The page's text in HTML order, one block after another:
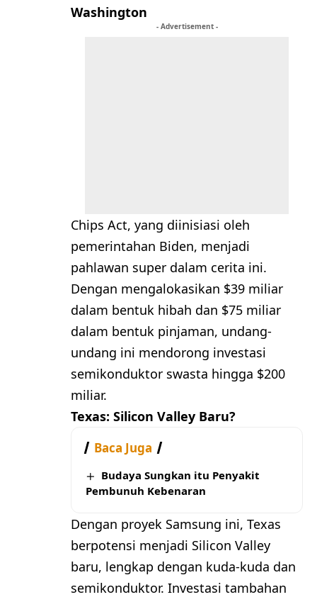
Washington
- Advertisement -
Chips Act, yang diinisiasi oleh
pemerintahan Biden, menjadi
pahlawan super dalam cerita ini.
Dengan mengalokasikan $39 miliar
dalam bentuk hibah dan $75 miliar
dalam bentuk pinjaman, undang-
undang ini mendorong investasi
semikonduktor swasta hingga $200
miliar.
Texas: Silicon Valley Baru?
Baca Juga
Budaya Sungkan itu Penyakit
Pembunuh Kebenaran
Dengan proyek Samsung ini, Texas
berpotensi menjadi Silicon Valley
baru, lengkap dengan kuda-kuda dan
semikonduktor. Investasi tambahan